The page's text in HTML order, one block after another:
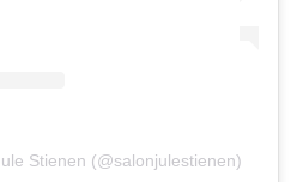
Stienen (@salonjulestienen)